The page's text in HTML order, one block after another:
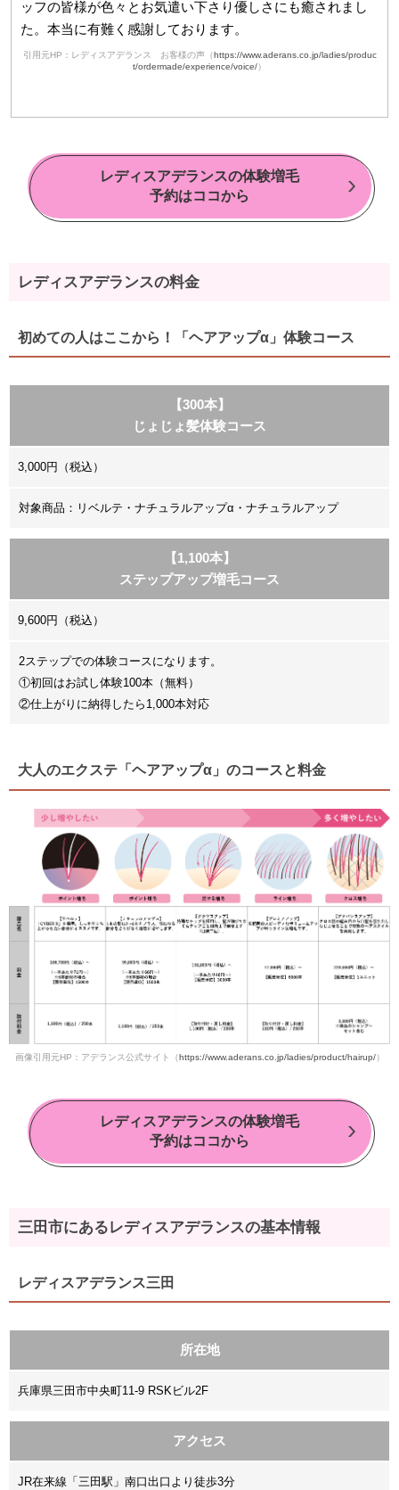
ッフの皆様が色々とお気遣い下さり優しさにも癒されまし
た。本当に有難く感謝しております。
引用元HP：レディスアデランス お客様の声（https://www.aderans.co.jp/ladies/produc
t/ordermade/experience/voice/）
レディスアデランスの体験増毛
予約はココから
レディスアデランスの料金
初めての人はここから！「ヘアアップα」体験コース
【300本】
じょじょ髪体験コース
3,000円（税込）
対象商品：リベルテ・ナチュラルアップα・ナチュラルアップ
【1,100本】
ステップアップ増毛コース
9,600円（税込）
2ステップでの体験コースになります。
①初回はお試し体験100本（無料）
②仕上がりに納得したら1,000本対応
大人のエクステ「ヘアアップα」のコースと料金
画像引用元HP：アデランス公式サイト（https://www.aderans.co.jp/ladies/product/hairup/）
レディスアデランスの体験増毛
予約はココから
三田市にあるレディスアデランスの基本情報
レディスアデランス三田
所在地
兵庫県三田市中央町11-9 RSKビル2F
アクセス
JR在来線「三田駅」南口出口より徒歩3分